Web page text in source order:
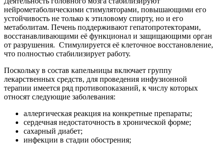
нейрометаболическими стимуляторами, повышающими его
устойчивость не только к этиловому спирту, но и его
метаболитам. Печень поддерживают гепатопротекторами,
восстанавливающими её функционал и защищающими орган
от разрушения. Стимулируется её клеточное восстановление,
что полностью стабилизирует работу.
Поскольку в состав капельницы включает группу
лекарственных средств, для проведения инфузионной
терапии имеется ряд противопоказаний, к числу которых
относят следующие заболевания:
аллергическая реакция на конкретные препараты;
сердечная недостаточность в хронической форме;
сахарный диабет;
инфекции в стадии обострения;